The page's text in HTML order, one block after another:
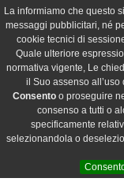
La informiamo che questo
messaggi pubblicitari, né
cookie tecnici di
Quale ulteriore
normativa vigente, Le
il Suo assenso
Consento o proseguire
consenso a tutti o
specificamente
selezionandola o